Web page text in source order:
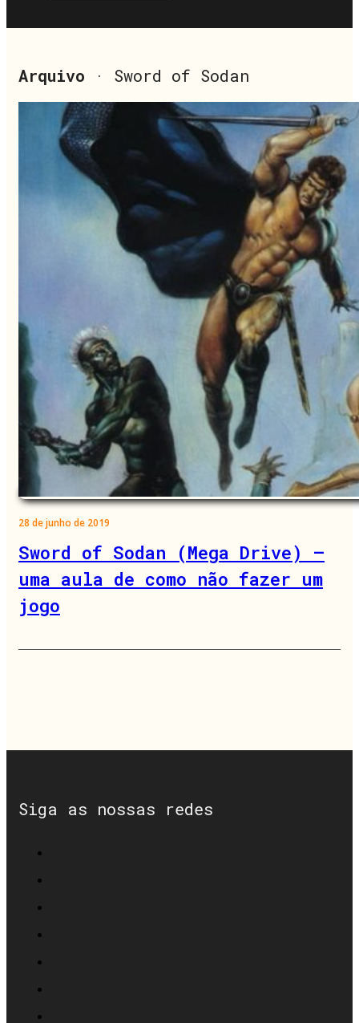
Arquivo · Sword of Sodan
28 de junho de 2019
Sword of Sodan (Mega Drive) –
uma aula de como não fazer um
jogo
Siga as nossas redes